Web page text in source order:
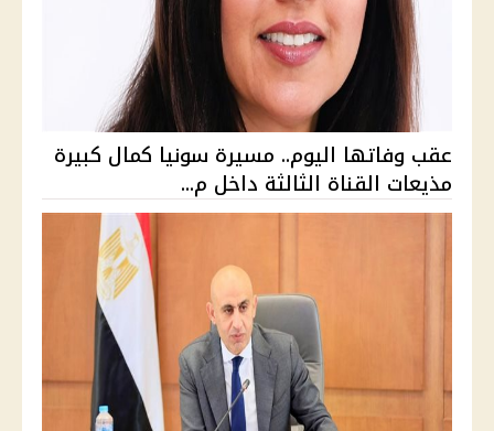
عقب وفاتها اليوم.. مسيرة سونيا كمال كبيرة
مذيعات القناة الثالثة داخل م...